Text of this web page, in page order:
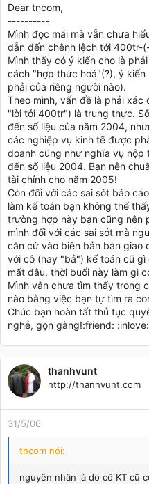
Dear tncom,
----------
Mình đọc mãi mà vẫn chưa
dẫn đến chênh lệch tới 400tr-
Mình thấy có ý kiến cho là
cách "hợp thức hoá"(?), ý
phải của riêng người nào).
Theo mình, vấn đề là phải
"lời tới 400tr") là trung thực.
đến số liệu của năm 2004,
các nghiệp vụ kinh tế được
doanh cũng như nghĩa vụ nộp
đến số liệu 2004. Bạn nên
tài chính cho năm 2005!
Còn đối với các sai sót báo
làm kế toán bạn không thể
trường hợp này bạn cũng nên
mình đối với các sai sót mà
căn cứ vào biên bản bàn giao
với cô (hay "bả") kế toán cũ
mất đâu, thời buổi này làm gì
Mình vẫn chưa tìm thấy trong
nào bằng việc bạn tự tìm ra
Chúc bạn hoàn tất thủ tục
nghẻ, gọn gàng!:friend: :inlove:
thanhvunt
http://thanhvunt.com
31/5/06
tncom nói:
nguyên nhân là do cô KT cũ